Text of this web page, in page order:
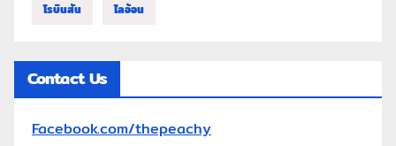
โรบินสัน ไลอ้อน
Contact Us
Facebook.com/thepeachy